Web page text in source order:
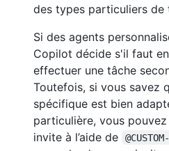
des types particuliers de
Si des agents
Copilot décide s'il faut
effectuer une tâche
Toutefois, si vous savez
spécifique est bien
particulière, vous
invite à l’aide de